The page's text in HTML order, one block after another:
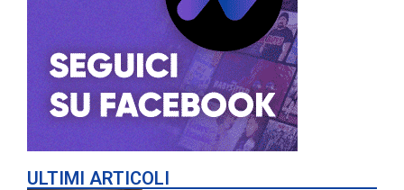
ULTIMI ARTICOLI